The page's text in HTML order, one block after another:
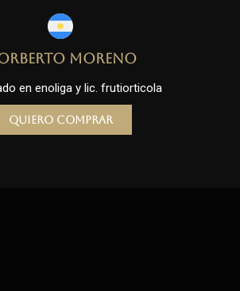
Moreno
en enoliga y lic. frutiorticola
Quiero comprar